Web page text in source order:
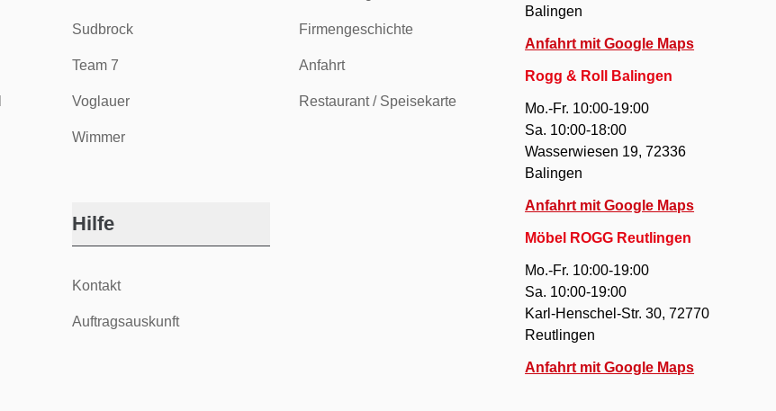
Sudbrock
Team 7
Voglauer
Wimmer
Hilfe
Kontakt
Auftragsauskunft
Firmengeschichte
Anfahrt
Restaurant / Speisekarte
Balingen
Anfahrt mit Google Maps
Rogg & Roll Balingen
Mo.-Fr. 10:00-19:00
Sa. 10:00-18:00
Wasserwiesen 19, 72336
Balingen
Anfahrt mit Google Maps
Möbel ROGG Reutlingen
Mo.-Fr. 10:00-19:00
Sa. 10:00-19:00
Karl-Henschel-Str. 30, 72770
Reutlingen
Anfahrt mit Google Maps